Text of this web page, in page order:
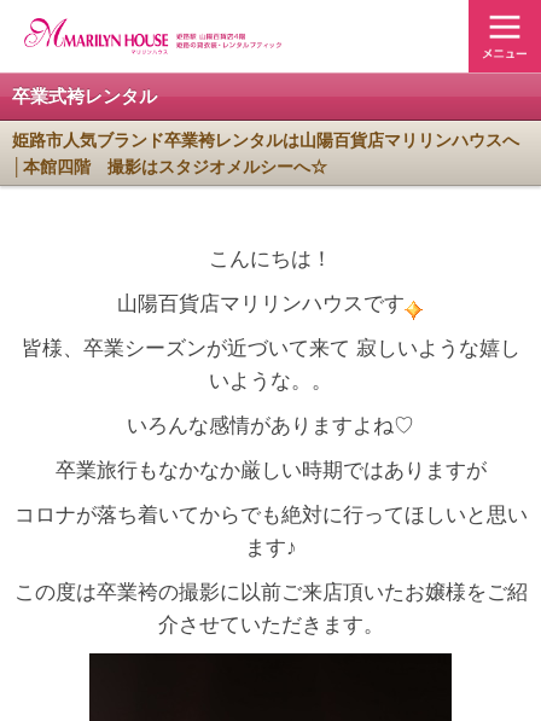
卒業式袴レンタル
姫路市人気ブランド卒業袴レンタルは山陽百貨店マリリンハウスへ
│本館四階 撮影はスタジオメルシーへ☆
こんにちは！
山陽百貨店マリリンハウスです
皆様、卒業シーズンが近づいて来て 寂しいような嬉し
いような。。
いろんな感情がありますよね♡
卒業旅行もなかなか厳しい時期ではありますが
コロナが落ち着いてからでも絶対に行ってほしいと思い
ます♪
この度は卒業袴の撮影に以前ご来店頂いたお嬢様をご紹
介させていただきます。